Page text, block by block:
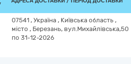
07541 , Україна , Київська область ,
місто , Березань, вул.Михайлівська,50
по 31-12-2026